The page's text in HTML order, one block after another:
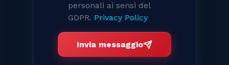
personali ai sensi del
GDPR. Privacy Policy
Invia messaggio